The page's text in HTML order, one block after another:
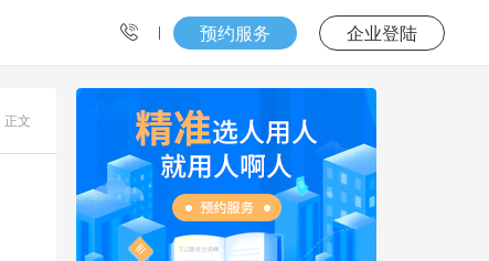
预约服务 企业登陆
正文